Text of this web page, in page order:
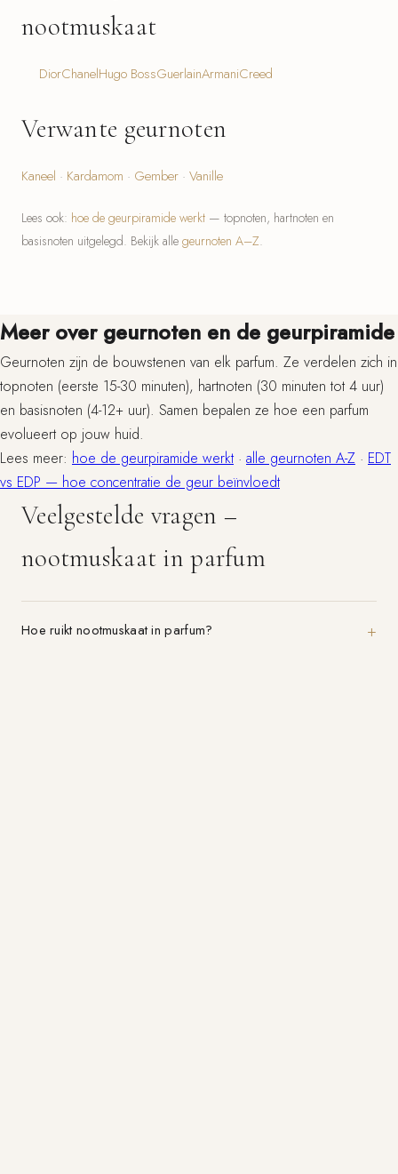
nootmuskaat
DiorChanelHugo BossGuerlainArmaniCreed
Verwante geurnoten
Kaneel · Kardamom · Gember · Vanille
Lees ook: hoe de geurpiramide werkt — topnoten, hartnoten en
basisnoten uitgelegd. Bekijk alle geurnoten A–Z.
Meer over geurnoten en de geurpiramide
Geurnoten zijn de bouwstenen van elk parfum. Ze verdelen zich in
topnoten (eerste 15-30 minuten), hartnoten (30 minuten tot 4 uur)
en basisnoten (4-12+ uur). Samen bepalen ze hoe een parfum
evolueert op jouw huid.
Lees meer: hoe de geurpiramide werkt· alle geurnoten A-Z · EDT
vs EDP — hoe concentratie de geur beïnvloedt
Veelgestelde vragen –
nootmuskaat in parfum
Hoe ruikt nootmuskaat in parfum?